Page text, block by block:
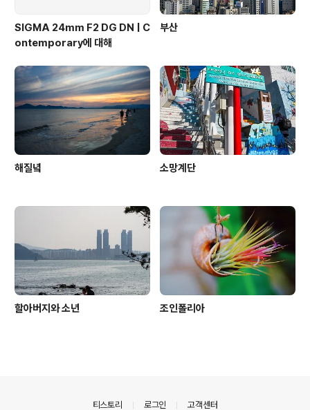
SIGMA 24mm F2 DG DN | C
ontemporary에 대해
부산
해질녘 소망계단
할아버지와 소년 조인폴리아
티스토리 로그인 고객센터